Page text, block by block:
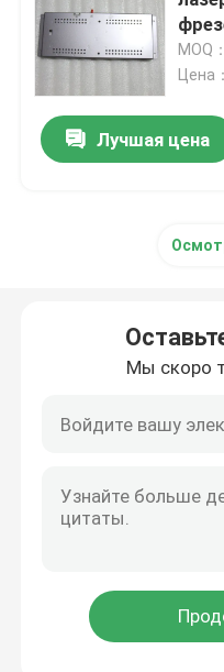
Части
Части заливки
Лазер металла режа
изготовленное на
MOQ
Цена
Лучшая цена
Мы скоро